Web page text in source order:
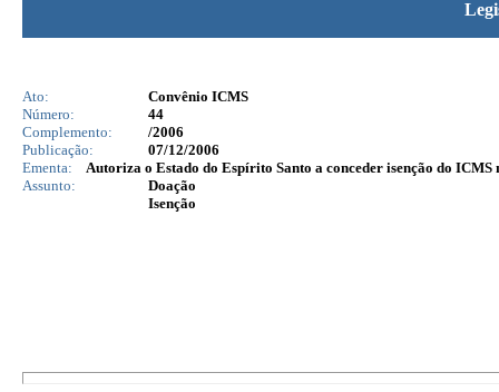
Ato:
Convênio ICMS
Número:
44
Complemento:
/2006
Publicação:
07/12/2006
Ementa:
Autoriza o Estado do Espírito Santo a conceder isenção do
Assunto:
Doação
Isenção